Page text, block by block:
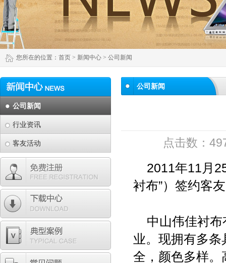
您所在的位置： 首页 > 新闻中心 > 公司新闻
公司新闻
行业资讯
客友活动
公司新闻
点击数：
2011年11月
衬布”）签约客
中山伟佳衬
业。现拥有多
全，颜色多样。